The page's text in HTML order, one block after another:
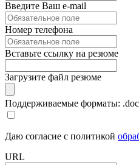
Введите Ваш e-mail
Номер телефона
Вставьте ссылку на резюме
Загрузите файл резюме
Поддерживаемые форматы:
Даю согласие с политикой
URL